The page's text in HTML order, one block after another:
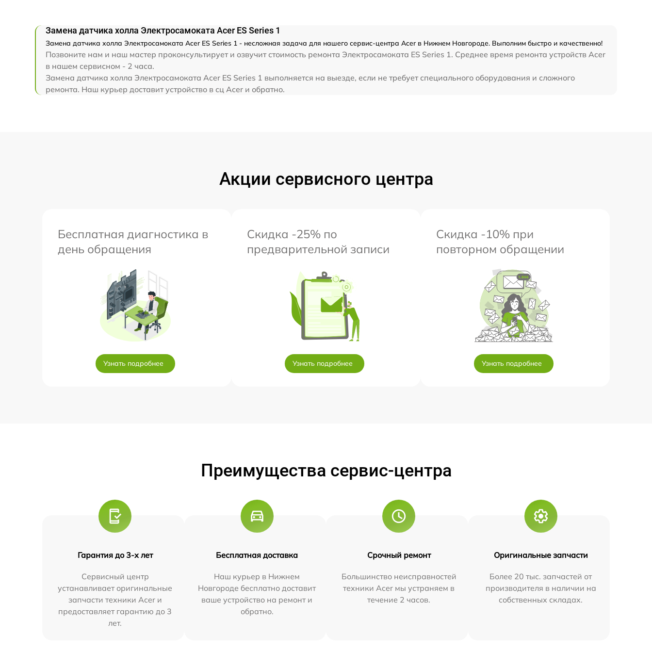
Замена датчика холла Электросамоката Acer ES Series 1
Замена датчика холла Электросамоката Acer ES Series 1 - несложная задача для нашего сервис-центра Acer в Нижнем Новгороде. Выполним быстро и качественно!
Позвоните нам и наш мастер проконсультирует и озвучит стоимость ремонта Электросамоката ES Series 1. Среднее время ремонта устройств Acer
в нашем сервисном - 2 часа.
Замена датчика холла Электросамоката Acer ES Series 1 выполняется на выезде, если не требует специального оборудования и сложного
ремонта. Наш курьер доставит устройство в сц Acer и обратно.
Акции сервисного центра
Бесплатная диагностика в
день обращения
Узнать подробнее
Скидка -25% по
предварительной записи
Узнать подробнее
Скидка -10% при
повторном обращении
Узнать подробнее
Преимущества сервис-центра
Гарантия до 3-х лет
Сервисный центр
устанавливает оригинальные
запчасти техники Acer и
предоставляет гарантию до 3
лет.
Бесплатная доставка
Наш курьер в Нижнем
Новгороде бесплатно доставит
ваше устройство на ремонт и
обратно.
Срочный ремонт
Большинство неисправностей
техники Acer мы устраняем в
течение 2 часов.
Оригинальные запчасти
Более 20 тыс. запчастей от
производителя в наличии на
собственных складах.